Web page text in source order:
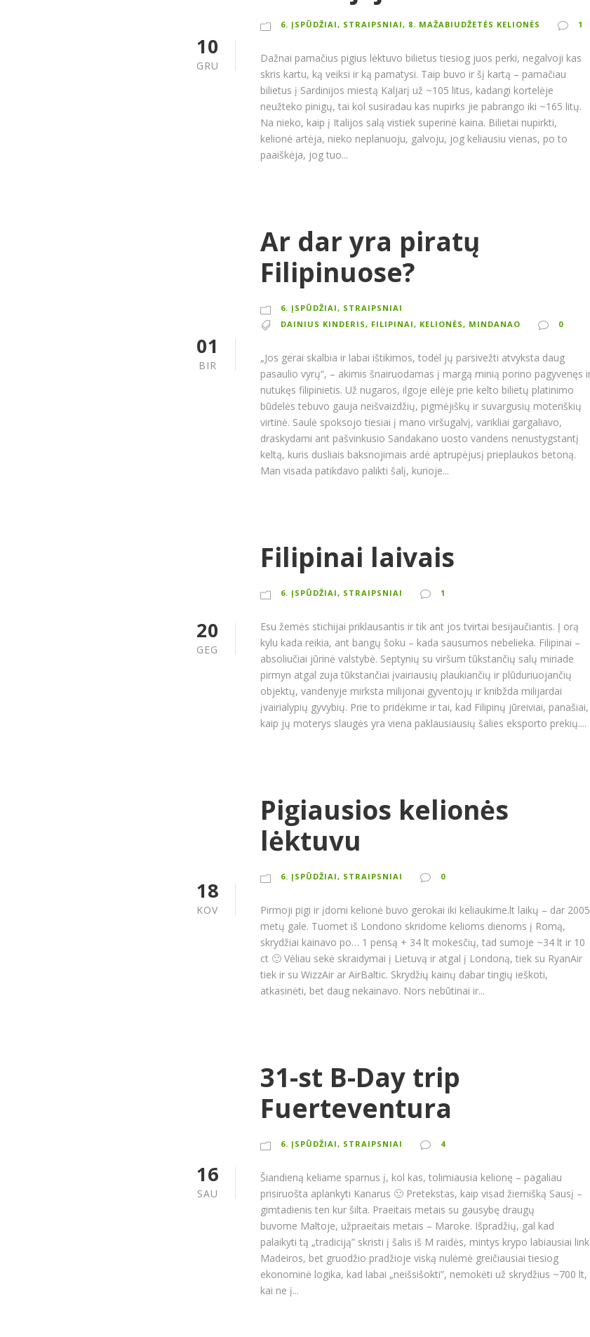
10
GRU
6. ĮSPŪDŽIAI, STRAIPSNIAI, 8. MAŽABIUDŽETĖS KELIONĖS 1
Dažnai pamačius pigius lėktuvo bilietus tiesiog juos perki, negalvoji kas
skris kartu, ką veiksi ir ką pamatysi. Taip buvo ir šį kartą – pamačiau
bilietus į Sardinijos miestą Kaljarį už ~105 litus, kadangi kortelėje
neužteko pinigų, tai kol susiradau kas nupirks jie pabrango iki ~165 litų.
Na nieko, kaip į Italijos salą vistiek superinė kaina. Bilietai nupirkti,
kelionė artėja, nieko neplanuoju, galvoju, jog keliausiu vienas, po to
paaiškėja, jog tuo...
01
BIR
Ar dar yra piratų
Filipinuose?
6. ĮSPŪDŽIAI, STRAIPSNIAI
DAINIUS KINDERIS, FILIPINAI, KELIONĖS, MINDANAO 0
„Jos gerai skalbia ir labai ištikimos, todėl jų parsivežti atvyksta daug
pasaulio vyrų“, – akimis šnairuodamas į margą minią porino pagyvenęs
nutukęs filipinietis. Už nugaros, ilgoje eilėje prie kelto bilietų platinimo
būdelės tebuvo gauja neišvaizdžių, pigmėjiškų ir suvargusių moteriškių
virtinė. Saulė spoksojo tiesiai į mano viršugalvį, varikliai gargaliavo,
draskydami ant pašvinkusio Sandakano uosto vandens nenustygstantį
keltą, kuris dusliais baksnojimais ardė aptrupėjusį prieplaukos betoną.
Man visada patikdavo palikti šalį, kurioje...
20
GEG
Filipinai laivais
6. ĮSPŪDŽIAI, STRAIPSNIAI 1
Esu žemės stichijai priklausantis ir tik ant jos tvirtai besijaučiantis. Į orą
kylu kada reikia, ant bangų šoku – kada sausumos nebelieka. Filipinai –
absoliučiai jūrinė valstybė. Septynių su viršum tūkstančių salų miriade
pirmyn atgal zuja tūkstančiai įvairiausių plaukiančių ir plūduriuojančių
objektų, vandenyje mirksta milijonai gyventojų ir knibžda milijardai
įvairialypių gyvybių. Prie to pridėkime ir tai, kad Filipinų jūreiviai, panašiai,
kaip jų moterys slaugės yra viena paklausiausių šalies eksporto prekių....
18
KOV
Pigiausios kelionės
lėktuvu
6. ĮSPŪDŽIAI, STRAIPSNIAI 0
Pirmoji pigi ir įdomi kelionė buvo gerokai iki keliaukime.lt laikų – dar 2005
metų gale. Tuomet iš Londono skridome kelioms dienoms į Romą,
skrydžiai kainavo po… 1 pensą + 34 lt mokesčių, tad sumoje ~34 lt ir 10
ct 🙂 Vėliau sekė skraidymai į Lietuvą ir atgal į Londoną, tiek su RyanAir
tiek ir su WizzAir ar AirBaltic. Skrydžių kainų dabar tingių ieškoti,
atkasinėti, bet daug nekainavo. Nors nebūtinai ir...
16
SAU
31-st B-Day trip
Fuerteventura
6. ĮSPŪDŽIAI, STRAIPSNIAI 4
Šiandieną keliame sparnus į, kol kas, tolimiausia kelionę – pagaliau
prisiruošta aplankyti Kanarus 🙂 Pretekstas, kaip visad žiemišką Sausį –
gimtadienis ten kur šilta. Praeitais metais su gausybę draugų
buvome Maltoje, užpraeitais metais – Maroke. Išpradžių, gal kad
palaikyti tą „tradiciją” skristi į šalis iš M raidės, mintys krypo labiausiai link
Madeiros, bet gruodžio pradžioje viską nulėmė greičiausiai tiesiog
ekonominė logika, kad labai „neišsišokti”, nemokėti už skrydžius ~700 lt,
kai ne į...